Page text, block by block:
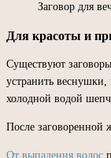
Заговор для
Для красоты и
Существуют
устранить
холодной водой
После заговоренной
От выпадения волос